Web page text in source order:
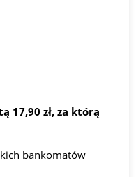
17,90 zł, za którą
bankomatów